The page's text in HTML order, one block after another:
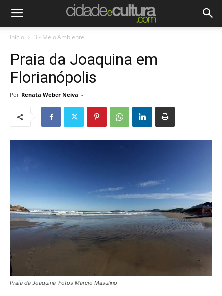
Início 3 - Meio Ambiente
Praia da Joaquina em
Florianópolis
Por Renata Weber Neiva -
Praia da Joaquina. Fotos Marcio Masulino